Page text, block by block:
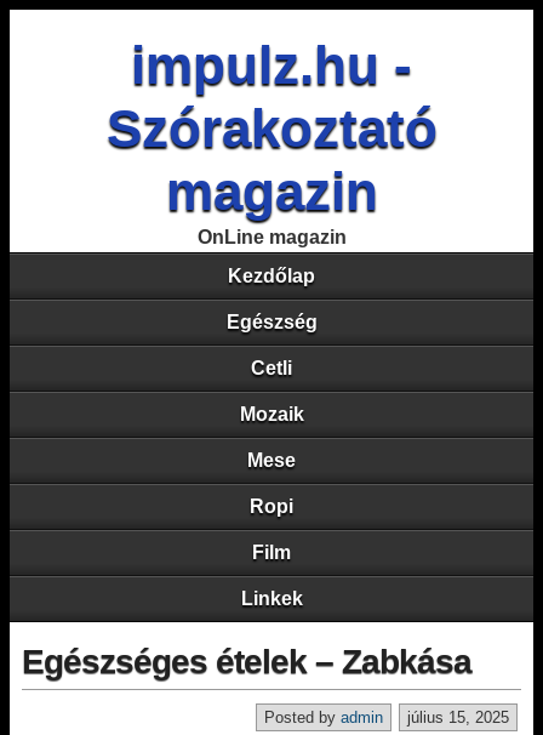
impulz.hu -
Szórakoztató
magazin
OnLine magazin
Kezdőlap
Egészség
Cetli
Mozaik
Mese
Ropi
Film
Linkek
Egészséges ételek – Zabkása
július 15, 2025
Posted by admin